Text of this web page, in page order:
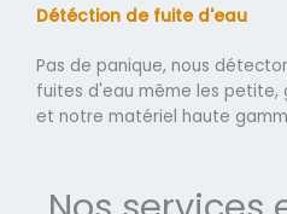
Détéction de fuite d'eau
Pas de panique, nous
fuites d'eau même les petite,
et notre matériel haute